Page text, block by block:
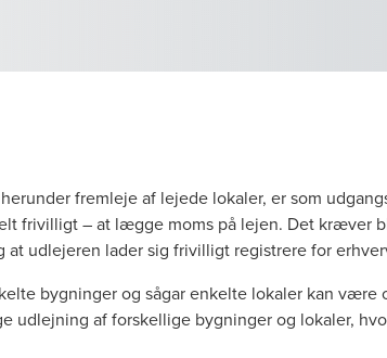
fremleje af lejede lokaler, er som
frivilligt – at lægge moms på lejen. Det kræver
udlejeren lader sig frivilligt registrere for
bygninger og sågar enkelte lokaler kan
udlejning af forskellige bygninger og lokaler,